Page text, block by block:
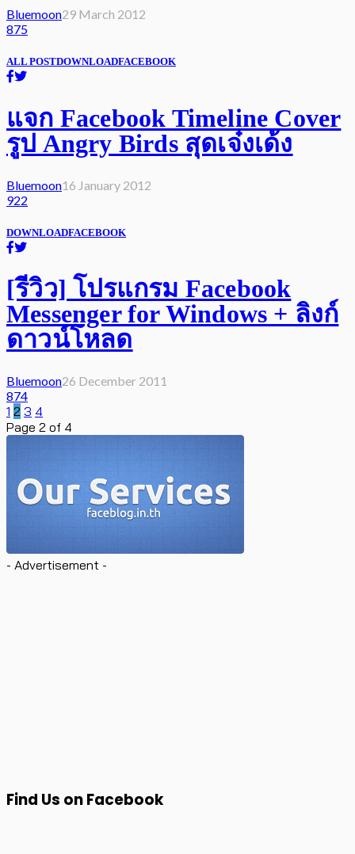
Bluemoon29 March 2012
875
ALL POSTDOWNLOADFACEBOOK
แจก Facebook Timeline Cover
รูป Angry Birds สุดเจ๋งเด้ง
Bluemoon16 January 2012
922
DOWNLOADFACEBOOK
[รีวิว] โปรแกรม Facebook
Messenger for Windows + ลิงก์
ดาวน์โหลด
Bluemoon26 December 2011
874
1 2 3 4
Page 2 of 4
- Advertisement -
Find Us on Facebook